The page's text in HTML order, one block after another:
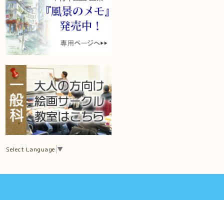
Select Language ▼